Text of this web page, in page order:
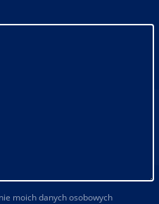
moich danych osobowych